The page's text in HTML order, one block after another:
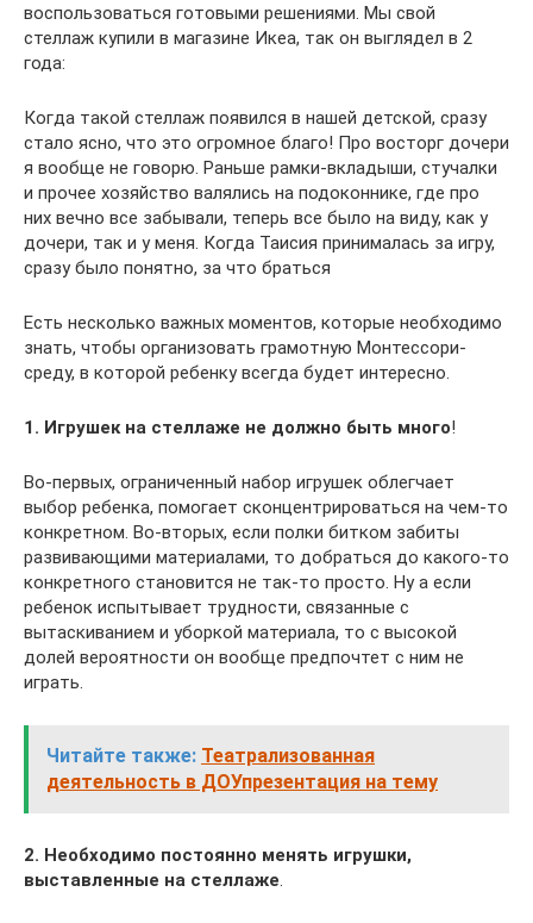
воспользоваться готовыми решениями. Мы свой
стеллаж купили в магазине Икеа, так он выглядел в 2
года:
Когда такой стеллаж появился в нашей детской, сразу
стало ясно, что это огромное благо! Про восторг дочери
я вообще не говорю. Раньше рамки-вкладыши, стучалки
и прочее хозяйство валялись на подоконнике, где про
них вечно все забывали, теперь все было на виду, как у
дочери, так и у меня. Когда Таисия принималась за игру,
сразу было понятно, за что браться
Есть несколько важных моментов, которые необходимо
знать, чтобы организовать грамотную Монтессори-
среду, в которой ребенку всегда будет интересно.
1. Игрушек на стеллаже не должно быть много!
Во-первых, ограниченный набор игрушек облегчает
выбор ребенка, помогает сконцентрироваться на чем-то
конкретном. Во-вторых, если полки битком забиты
развивающими материалами, то добраться до какого-то
конкретного становится не так-то просто. Ну а если
ребенок испытывает трудности, связанные с
вытаскиванием и уборкой материала, то с высокой
долей вероятности он вообще предпочтет с ним не
играть.
Читайте также: Театрализованная
деятельность в ДОУпрезентация на тему
2. Необходимо постоянно менять игрушки,
выставленные на стеллаже.